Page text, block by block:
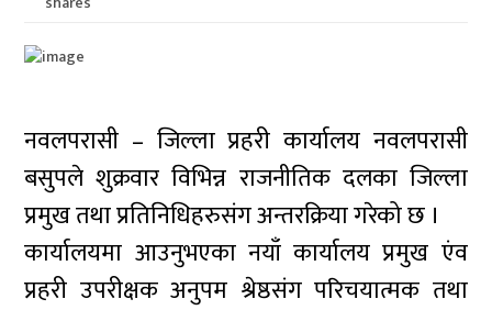
नवलपरासी – जिल्ला प्रहरी कार्यालय नवलपरासी
बसुपले शुक्रवार विभिन्न राजनीतिक दलका जिल्ला
प्रमुख तथा प्रतिनिधिहरुसंग अन्तरक्रिया गरेको छ ।
कार्यालयमा आउनुभएका नयाँ कार्यालय प्रमुख एंव
प्रहरी उपरीक्षक अनुपम श्रेष्ठसंग परिचयात्मक तथा